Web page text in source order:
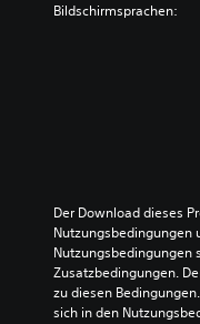
Bildschirmsprachen:
Der Download dieses
Nutzungsbedingungen
Nutzungsbedingungen
Zusatzbedingungen.
zu diesen
sich in den